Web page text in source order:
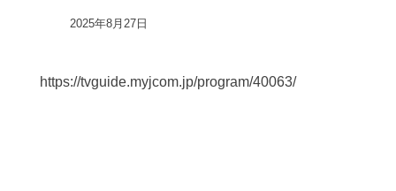
2025年8月27日
https://tvguide.myjcom.jp/program/40063/